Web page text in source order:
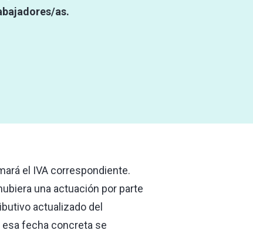
as.
el IVA correspondiente.
una actuación por parte
actualizado del
fecha concreta se